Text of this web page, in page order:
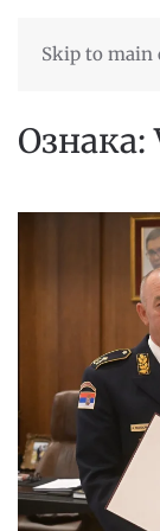
Skip to main
Ознака: